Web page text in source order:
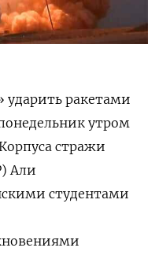
ударить ракетами
утром
стражи
Али
студентами